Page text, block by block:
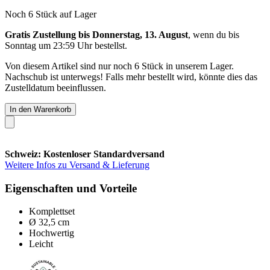
Noch 6 Stück auf Lager
Gratis Zustellung bis Donnerstag, 13. August, wenn du bis
Sonntag um 23:59 Uhrbestellst.
Von diesem Artikel sind nur noch 6 Stück in unserem Lager.
Nachschub ist unterwegs! Falls mehr bestellt wird, könnte dies das
Zustelldatum beeinflussen.
In den Warenkorb
Schweiz: Kostenloser Standardversand
Weitere Infos zu Versand & Lieferung
Eigenschaften und Vorteile
Komplettset
Ø 32,5 cm
Hochwertig
Leicht